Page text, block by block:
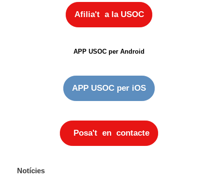
Afilia't a la USOC
APP USOC per Android
APP USOC per iOS
Posa't en contacte
Notícies